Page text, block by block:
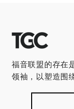
福音联盟的存在
领袖，以塑造围